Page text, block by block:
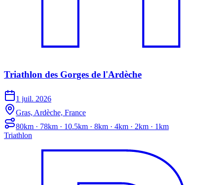
Triathlon des Gorges de l'Ardèche
1 juil. 2026
Gras, Ardèche, France
80km · 78km · 10.5km · 8km · 4km · 2km · 1km
Triathlon